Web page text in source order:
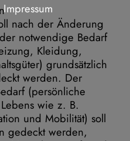
nach der Änderung
notwendige Bedarf
Kleidung,
grundsätzlich
werden. Der
(persönliche
wie z. B.
und Mobilität) soll
gedeckt werden,
Impressum